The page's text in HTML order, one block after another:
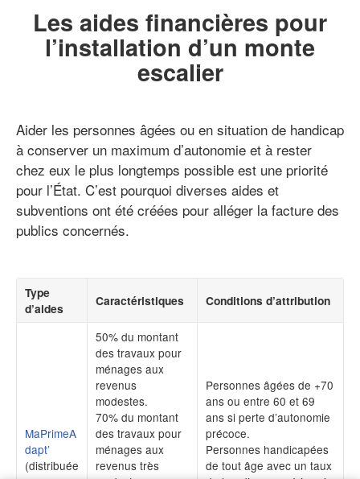
Les aides financières pour
l’installation d’un monte
escalier
Aider les personnes âgées ou en situation de handicap
à conserver un maximum d’autonomie et à rester
chez eux le plus longtemps possible est une priorité
pour l’État. C’est pourquoi diverses aides et
subventions ont été créées pour alléger la facture des
publics concernés.
Type
d’aides
Caractéristiques Conditions d’attribution
MaPrimeA
dapt’
(distribuée
50% du montant
des travaux pour
ménages aux
revenus
modestes.
70% du montant
des travaux pour
ménages aux
revenus très
Personnes âgées de +70
ans ou entre 60 et 69
ans si perte d’autonomie
précoce.
Personnes handicapées
de tout âge avec un taux